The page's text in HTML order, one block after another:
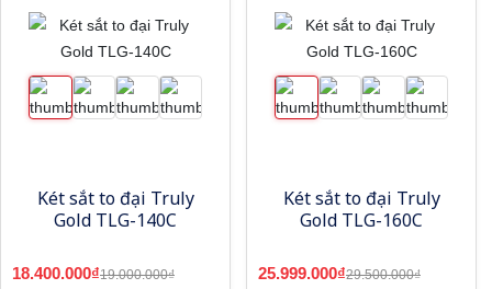
Két sắt to đại Truly
Gold TLG-140C
18.400.000₫19.000.000₫
Két sắt to đại Truly
Gold TLG-160C
25.999.000₫29.500.000₫